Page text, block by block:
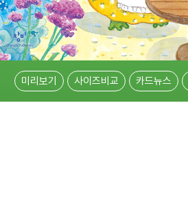
미리보기 사이즈비교 카드뉴스